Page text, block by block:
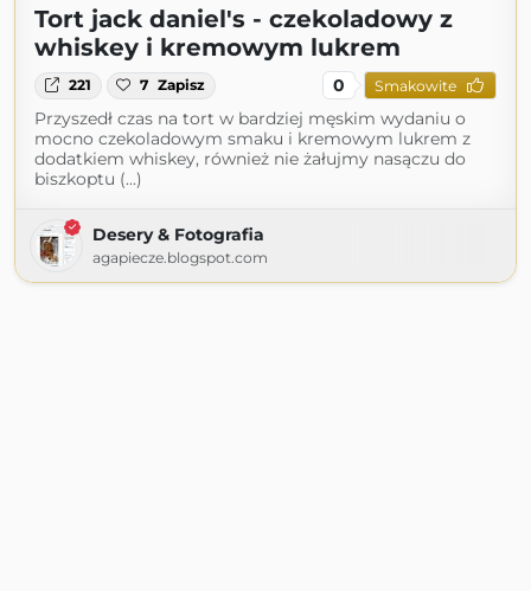
Tort jack daniel's - czekoladowy z
whiskey i kremowym lukrem
221 7 Zapisz 0 Smakowite
Przyszedł czas na tort w bardziej męskim wydaniu o
mocno czekoladowym smaku i kremowym lukrem z
dodatkiem whiskey, również nie żałujmy nasączu do
biszkoptu (...)
Desery & Fotografia
agapiecze.blogspot.com